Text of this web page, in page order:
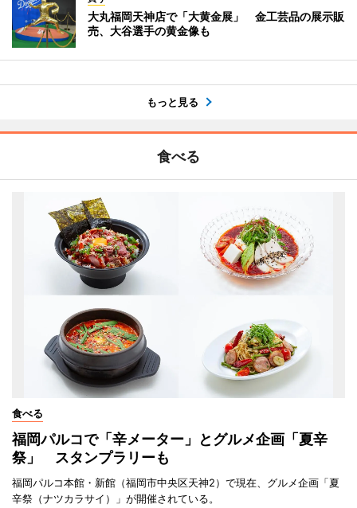
大丸福岡天神店で「大黄金展」 金工芸品の展示販
売、大谷選手の黄金像も
もっと見る
食べる
食べる
福岡パルコで「辛メーター」とグルメ企画「夏辛
祭」 スタンプラリーも
福岡パルコ本館・新館（福岡市中央区天神2）で現在、グルメ企画「夏
辛祭（ナツカラサイ）」が開催されている。